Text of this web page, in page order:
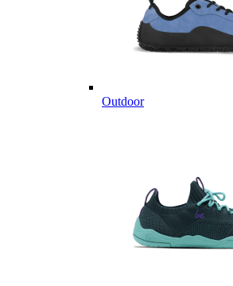
Outdoor